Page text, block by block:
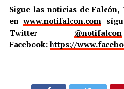
Sigue las noticias de
enwww.notifalcon.com
Twitter @notifalcon
Facebook:https://